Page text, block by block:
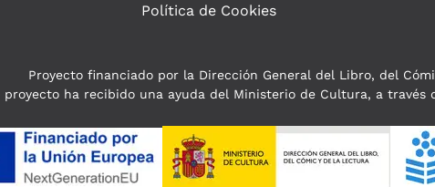
Política de Cookies
Proyecto financiado por la Dirección General del Libro, del
proyecto ha recibido una ayuda del Ministerio de Cultura, a